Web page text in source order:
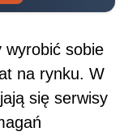
wyrobić sobie
na rynku. W
się serwisy